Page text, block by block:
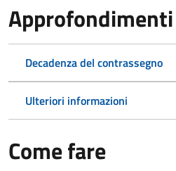
Approfondimenti
Decadenza del contrassegno
Ulteriori informazioni
Come fare